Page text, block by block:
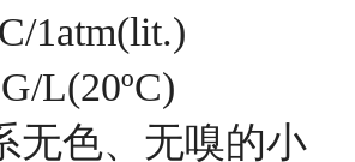
1atm(lit.)
L(20ºC)
无色、无嗅的小